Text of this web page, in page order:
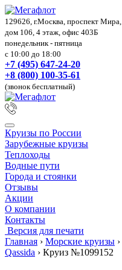
129626, г.Москва, проспект Мира,
дом 106, 4 этаж, офис 403Б
понедельник - пятница
с 10:00 до 18:00
+7 (495) 647-24-20
+8 (800) 100-35-61
(звонок бесплатный)
Круизы по России
Зарубежные круизы
Теплоходы
Водные пути
Города и стоянки
Отзывы
Акции
О компании
Контакты
Версия для печати
Главная › Морские круизы ›
Qassida › Круиз №1099152